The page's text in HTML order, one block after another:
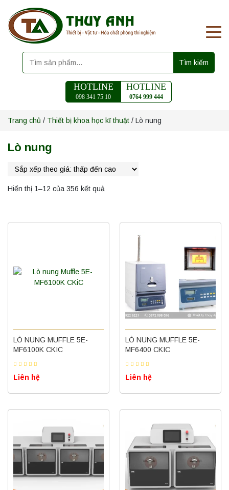
Tìm kiếm
HOTLINE
098 341 75 10
HOTLINE
0764 999 444
Trang chủ / Thiết bị khoa học kĩ thuật / Lò nung
Lò nung
Hiển thị 1–12 của 356 kết quả
LÒ NUNG MUFFLE 5E-
MF6100K CKIC
Liên hệ
LÒ NUNG MUFFLE 5E-
MF6400 CKIC
Liên hệ